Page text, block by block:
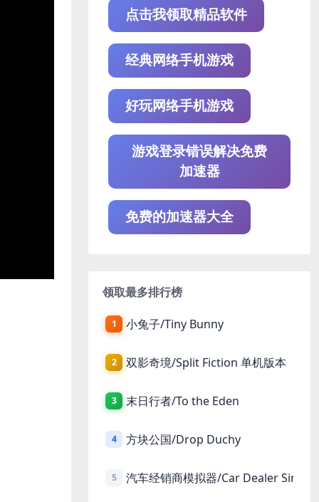
点击我领取精品软件
经典网络手机游戏
好玩网络手机游戏
游戏登录错误解决免费
加速器
免费的加速器大全
领取最多排行榜
1 小兔子/Tiny Bunny
2 双影奇境/Split Fiction 单机版本
3 末日行者/To the Eden
4 方块公国/Drop Duchy
5 汽车经销商模拟器/Car Dealer